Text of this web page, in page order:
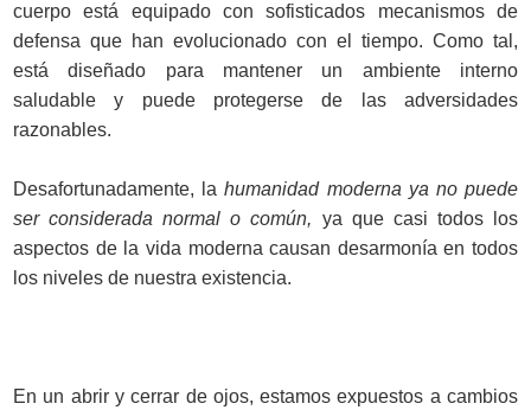
cuerpo está equipado con sofisticados mecanismos de
defensa que han evolucionado con el tiempo. Como tal,
está diseñado para mantener un ambiente interno
saludable y puede protegerse de las adversidades
razonables.
Desafortunadamente, lahumanidad moderna ya no puede
ser considerada normal o común, ya que casi todos los
aspectos de la vida moderna causan desarmonía en todos
los niveles de nuestra existencia.
En un abrir y cerrar de ojos, estamos expuestos a cambios